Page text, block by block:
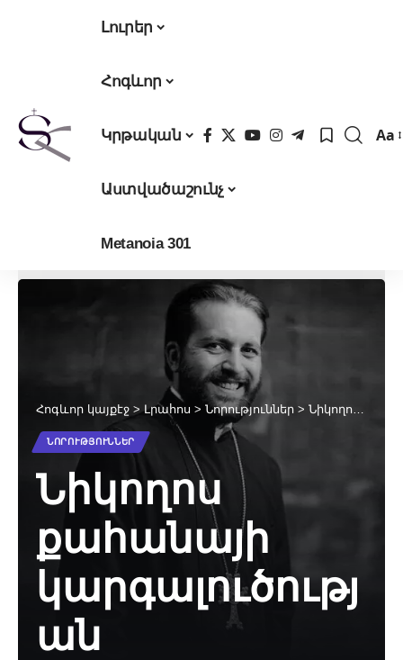
Լուրեր
Հոգևոր
Կրթական
Աստվածաշունչ
Metanoia 301
Aa
Հոգևոր կայքէջ >Լրահոս > Նորություններ > Նիկողոս քահանայի կարգալուծության առնչությամբ
ՆՈՐՈՒԹՅՈՒՆՆԵՐ
Նիկողոս
քահանայի
կարգալուծությ
ան